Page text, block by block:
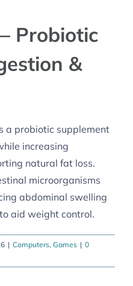
Probiotic
&
a probiotic supplement
increasing
natural fat loss.
microorganisms
abdominal swelling
aid weight control.
| Computers, Games | 0